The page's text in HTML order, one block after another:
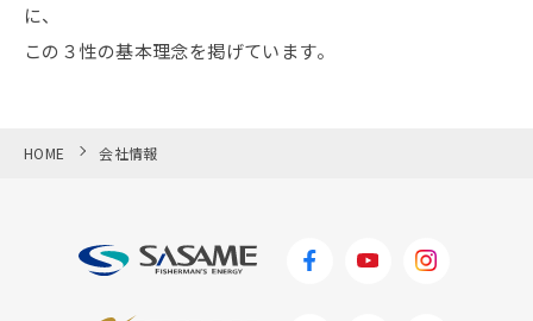
に、
この３性の基本理念を掲げています。
HOME 会社情報